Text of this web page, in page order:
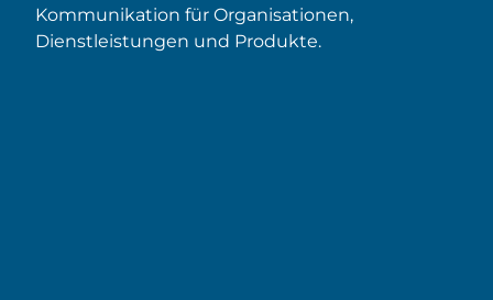
Kommunikation für Organisationen,
Dienstleistungen und Produkte.